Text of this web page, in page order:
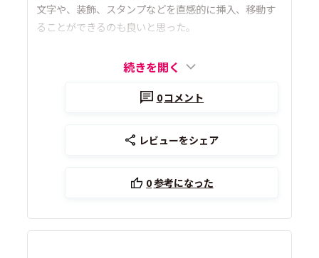
文字や、装飾、スタンプなどを直感的に挿入、移動す
ることができるのも良いと思った。
続きを開く
0コメント
レビューをシェア
0参考になった